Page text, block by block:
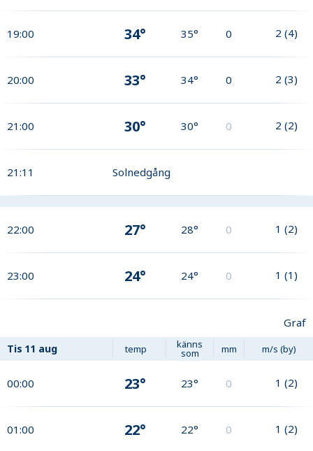
19:00 34° 35° 0 2 (4)
20:00 33° 34° 0 2 (3)
21:00 30° 30° 0 2 (2)
21:11 Solnedgång
22:00 27° 28° 0 1 (2)
23:00 24° 24° 0 1 (1)
Graf
Tis 11 aug temp känns
som mm m/s (by)
00:00 23° 23° 0 1 (2)
01:00 22° 22° 0 1 (2)